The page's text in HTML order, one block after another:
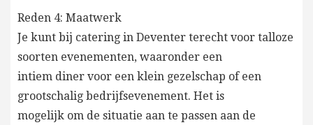
Reden 4: Maatwerk
Je kunt bij catering in Deventer terecht voor talloze
soorten evenementen, waaronder een
intiem diner voor een klein gezelschap of een
grootschalig bedrijfsevenement. Het is
mogelijk om de situatie aan te passen aan de